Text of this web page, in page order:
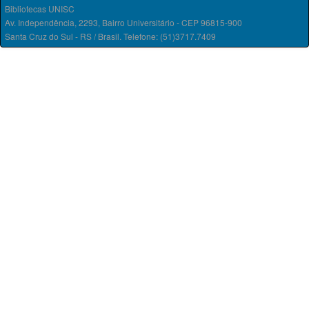
Bibliotecas UNISC
Av. Independência, 2293, Bairro Universitário - CEP 96815-900
Santa Cruz do Sul - RS / Brasil. Telefone: (51)3717.7409